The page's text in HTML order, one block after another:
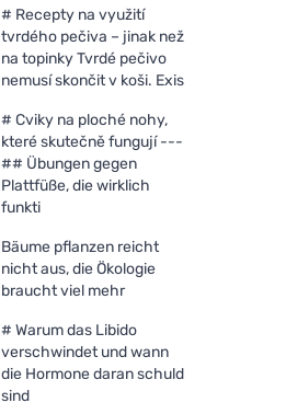
# Recepty na využití
tvrdého pečiva – jinak než
na topinky Tvrdé pečivo
nemusí skončit v koši. Exis
# Cviky na ploché nohy,
které skutečně fungují ---
## Übungen gegen
Plattfüße, die wirklich
funkti
Bäume pflanzen reicht
nicht aus, die Ökologie
braucht viel mehr
# Warum das Libido
verschwindet und wann
die Hormone daran schuld
sind